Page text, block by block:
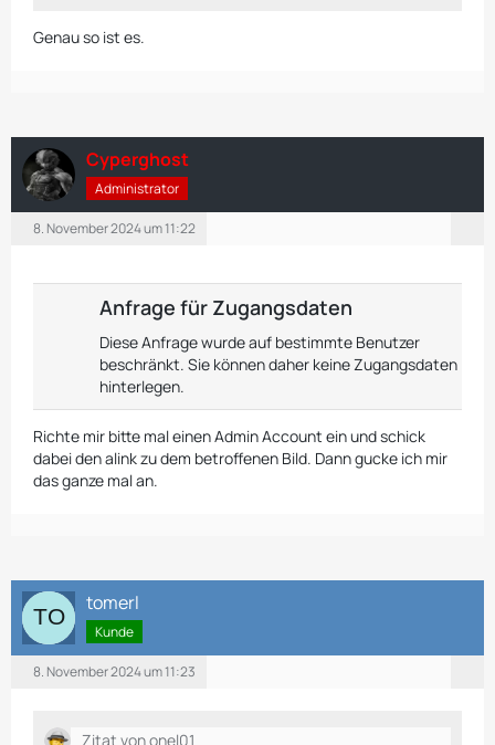
Genau so ist es.
Cyperghost
Administrator
8. November 2024 um 11:22
Anfrage für Zugangsdaten
Diese Anfrage wurde auf bestimmte Benutzer
beschränkt. Sie können daher keine Zugangsdaten
hinterlegen.
Richte mir bitte mal einen Admin Account ein und schick
dabei den alink zu dem betroffenen Bild. Dann gucke ich mir
das ganze mal an.
tomerl
Kunde
8. November 2024 um 11:23
Zitat von onel01